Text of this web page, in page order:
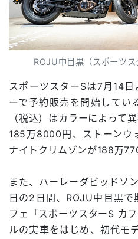
ROJU中目黒（スポーツ
スポーツスターSは7月14日
ーで予約販売を開始してい
（税込）はカラーによって
185万8000円、ストーンウ
ナイトクリムゾンが188万
また、ハーレーダビッドソ
日の2日間、ROJU中目黒
フェ「スポーツスターS カ
ルの実車をはじめ、初代モ